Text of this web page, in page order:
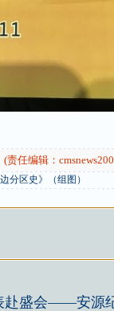
(责任编辑：
区史》（组图）
赴盛会——安源